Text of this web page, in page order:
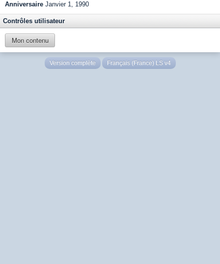
Anniversaire Janvier 1, 1990
Contrôles utilisateur
Mon contenu
Version complète Français (France) LS v4